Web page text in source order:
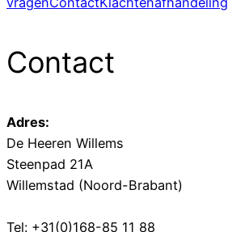
Contact
Adres:
De Heeren Willems
Steenpad 21A
Willemstad (Noord-Brabant)
Tel: +31(0)168-85 11 88